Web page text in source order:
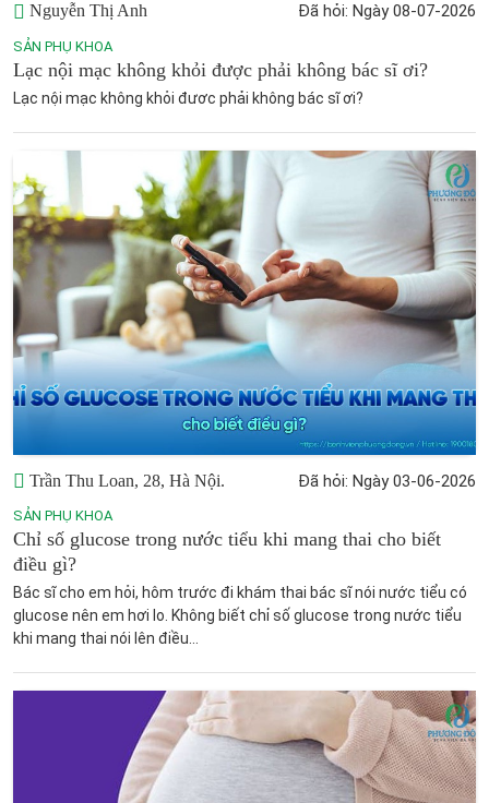
Nguyễn Thị Anh Đã hỏi: Ngày 08-07-2026
SẢN PHỤ KHOA
Lạc nội mạc không khỏi được phải không bác sĩ ơi?
Lạc nội mạc không khỏi đươc phải không bác sĩ ơi?
Trần Thu Loan, 28, Hà Nội. Đã hỏi: Ngày 03-06-2026
SẢN PHỤ KHOA
Chỉ số glucose trong nước tiểu khi mang thai cho biết
điều gì?
Bác sĩ cho em hỏi, hôm trước đi khám thai bác sĩ nói nước tiểu có
glucose nên em hơi lo. Không biết chỉ số glucose trong nước tiểu
khi mang thai nói lên điều...